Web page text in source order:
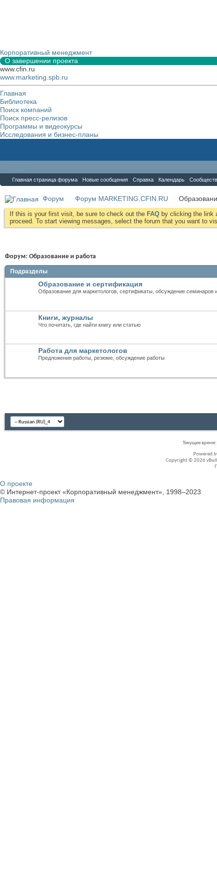
Корпоративный менеджмент
О завершении проекта
www.cfin.ru
www.marketing.spb.ru
Главная
Библиотека
Поиск компаний
Поиск пресс-релизов
Программы и видеокурсы
Исследования и бизнес-планы
Главная страница форума Новые сообщения Справка Календарь
Форум Форум MARKETING.CFIN.RU
If this is your first visit, be sure to check out the FAQ by clicking the link
proceed. To start viewing messages, select the forum that you want to
Форум: Образование и работа
Подразделы
Образование и сертификация
Образование для маркетологов, сертификаты, обсуждение семинаров
Книги, журналы
Что почитать, где найти книгу или статью
Работа для маркетологов
Предложения работы, резюме, обсуждение работы
Текущее время:
Powered
Copyright © 2026
О проекте
© Интернет-проект «Корпоративный менеджмент», 1998–2023
Правовая информация